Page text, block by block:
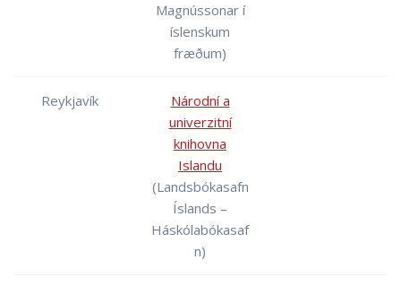
Magnússonar í
íslenskum
fræðum)
Reykjavík
Národní a
univerzitní
knihovna
Islandu
(Landsbókasafn
Íslands –
Háskólabókasaf
n)